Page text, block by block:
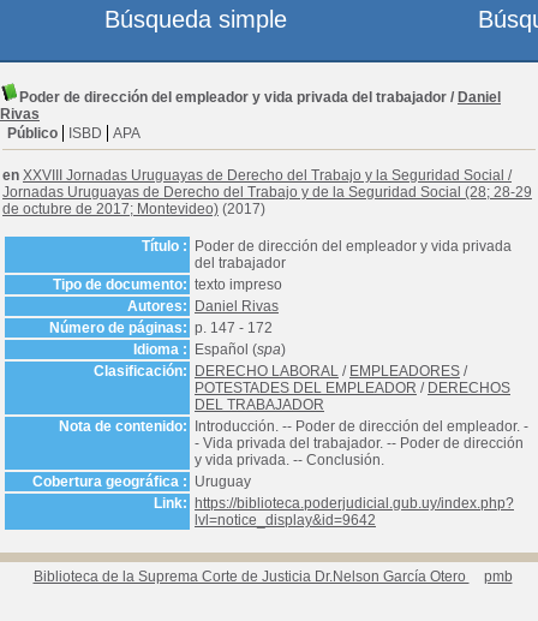
Poder de dirección del empleador y vida privada del trabajador / Daniel
Rivas
Público
ISBD APA
en XXVIII Jornadas Uruguayas de Derecho del Trabajo y la Seguridad Social /
Jornadas Uruguayas de Derecho del Trabajo y de la Seguridad Social (28; 28-29
de octubre de 2017; Montevideo) (2017)
Título :
Poder de dirección del empleador y vida privada
del trabajador
Tipo de documento: texto impreso
Autores:
Daniel Rivas
Número de páginas: p. 147 - 172
Idioma :
Español (spa)
Clasificación:
DERECHO LABORAL / EMPLEADORES /
POTESTADES DEL EMPLEADOR / DERECHOS
DEL TRABAJADOR
Nota de contenido:
Introducción. -- Poder de dirección del empleador. -
- Vida privada del trabajador. -- Poder de dirección
y vida privada. -- Conclusión.
Cobertura geográfica : Uruguay
Link:
https://biblioteca.poderjudicial.gub.uy/index.php?
lvl=notice_display&id=9642
Biblioteca de la Suprema Corte de Justicia Dr.Nelson García Otero pmb
Búsqueda simple